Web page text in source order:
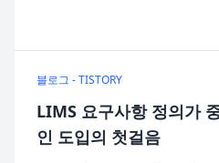
블로그 - TISTORY
LIMS 요구사항 정의가
인 도입의 첫걸음